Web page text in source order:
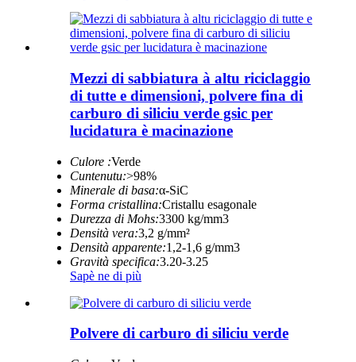
Mezzi di sabbiatura à altu riciclaggio
di tutte e dimensioni, polvere fina di
carburo di siliciu verde gsic per
lucidatura è macinazione
Culore :Verde
Cuntenutu:>98%
Minerale di basa:α-SiC
Forma cristallina:Cristallu esagonale
Durezza di Mohs:3300 kg/mm3
Densità vera:3,2 g/mm²
Densità apparente:1,2-1,6 g/mm3
Gravità specifica:3.20-3.25
Sapè ne di più
Polvere di carburo di siliciu verde